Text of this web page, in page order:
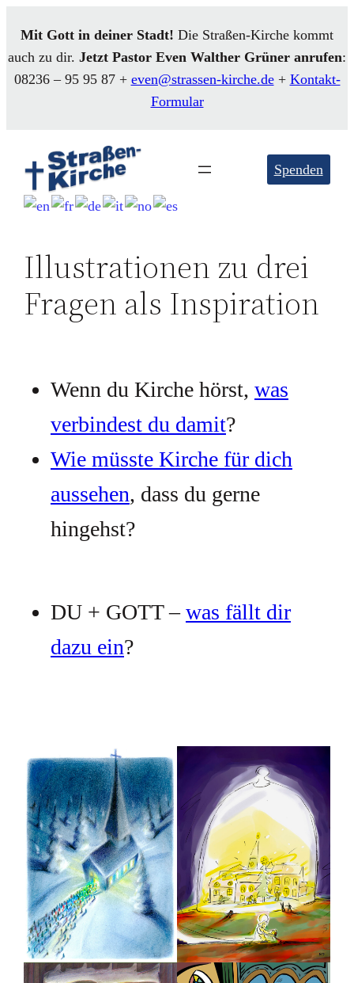
Mit Gott in deiner Stadt! Die Straßen-Kirche kommt
auch zu dir. Jetzt Pastor Even Walther Grüner anrufen:
08236 – 95 95 87 + even@strassen-kirche.de+ Kontakt-
Formular
Spenden
Illustrationen zu drei
Fragen als Inspiration
Wenn du Kirche hörst, was
verbindest du damit?
Wie müsste Kirche für dich
aussehen, dass du gerne
hingehst?
DU + GOTT –was fällt dir
dazu ein?